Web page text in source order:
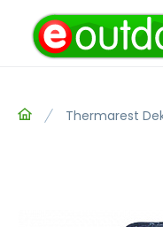
Thermarest